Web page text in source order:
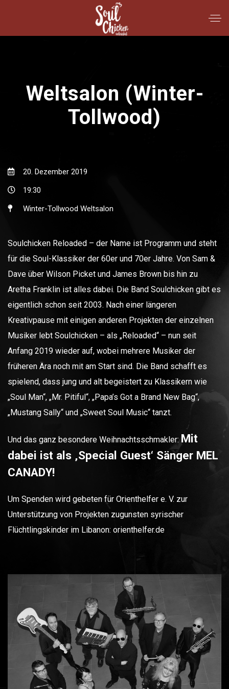
Weltsalon (Winter-
Tollwood)
20. Dezember 2019
19:30
Winter-Tollwood Weltsalon
Soulchicken Reloaded – der Name ist Programm und steht
für die Soul-Klassiker der 60er und 70er Jahre. Von Sam &
Dave über Wilson Picket und James Brown bis hin zu
Aretha Franklin ist alles dabei. Die Band Soulchicken gibt es
eigentlich schon seit 2003. Nach einer längeren
Kreativpause mit einigen anderen Projekten der einzelnen
Musiker lebt Soulchicken – als „Reloaded“ – nun seit
Anfang 2019 wieder auf, wobei mehrere Musiker der
früheren Ära noch mit am Start sind. Die Band schafft es
spielend, dass jung und alt begeistert zu Klassikern wie
„Soul Man“, „Mr. Pitiful“, „Papa’s Got a Brand New Bag“,
„Mustang Sally“ und „Sweet Soul Music“ tanzt.
Und das ganz besondere Weihnachtsschmakler:Mit
dabei ist als ‚Special Guest‘ Sänger MEL
CANADY!
Um Spenden wird gebeten für Orienthelfer e. V. zur
Unterstützung von Projekten zugunsten syrischer
Flüchtlingskinder im Libanon: orienthelfer.de